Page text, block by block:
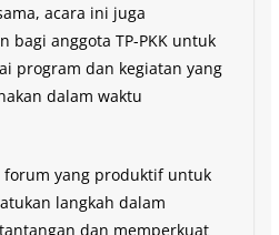
acara ini juga
bagi anggota TP-PKK untuk
program dan kegiatan yang
dalam waktu
yang produktif untuk
langkah dalam
dan memperkuat